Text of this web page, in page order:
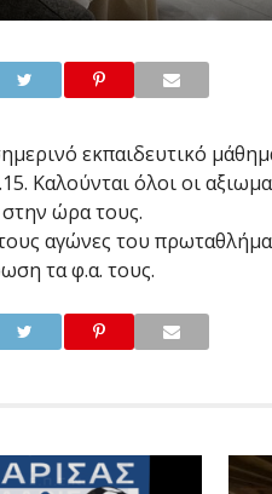
εκπαιδευτικό
Καλούνται όλοι οι
ώρα τους.
αγώνες του
τα φ.α. τους.